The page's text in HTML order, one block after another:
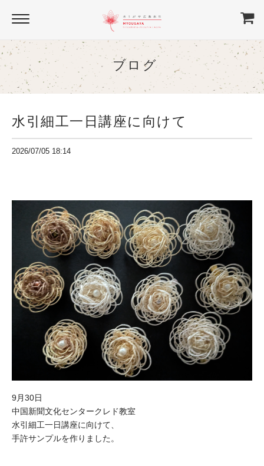
ブログ
水引細工一日講座に向けて
2026/07/05 18:14
9月30日
中国新聞文化センタークレド教室
水引細工一日講座に向けて、
手許サンプルを作りました。